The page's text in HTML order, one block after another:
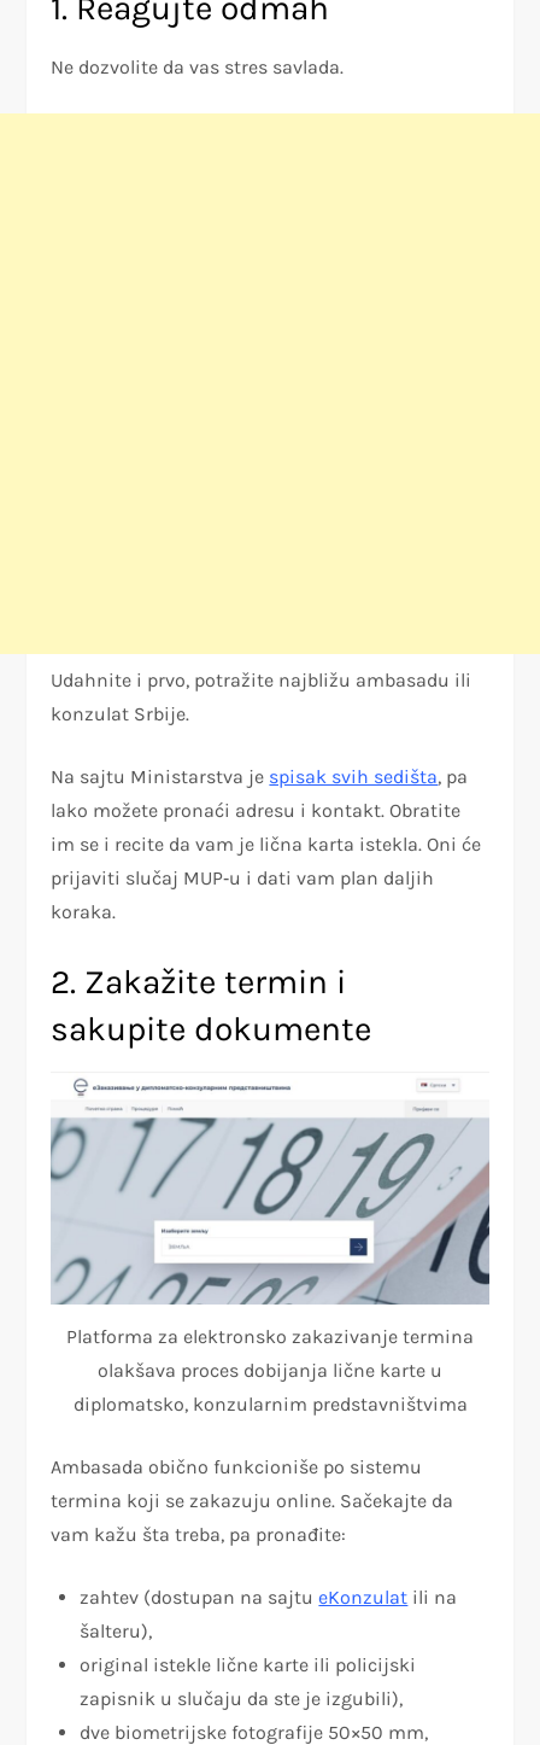
Ne dozvolite da vas stres savlada.
Udahnite i prvo, potražite najbližu ambasadu ili
konzulat Srbije.
Na sajtu Ministarstva je spisak svih sedišta, pa
lako možete pronaći adresu i kontakt. Obratite
im se i recite da vam je lična karta istekla. Oni će
prijaviti slučaj MUP‑u i dati vam plan daljih
koraka.
2. Zakažite termin i
sakupite dokumente
Platforma za elektronsko zakazivanje termina
olakšava proces dobijanja lične karte u
diplomatsko, konzularnim predstavništvima
Ambasada obično funkcioniše po sistemu
termina koji se zakazuju online. Sačekajte da
vam kažu šta treba, pa pronađite:
zahtev (dostupan na sajtueKonzulat ili na
šalteru),
original istekle lične karte ili policijski
zapisnik u slučaju da ste je izgubili),
dve biometrijske fotografije 50×50 mm,